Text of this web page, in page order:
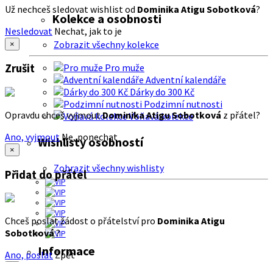
Kolekce a osobnosti
Zobrazit všechny kolekce
Pro muže
Adventní kalendáře
Dárky do 300 Kč
Podzimní nutnosti
Voňavá kolekce
Wishlisty osobností
Zobrazit všechny wishlisty
Informace
Už nechceš sledovat wishlist od Dominika Atigu Sobotková?
Nesledovat Nechat, jak to je
×
Zrušit
Opravdu chceš vyjmoutDominika Atigu Sobotková z přátel?
Ano, vyjmout Ne, ponechat
×
Přidat do přátel
Chceš poslat žádost o přátelství pro Dominika Atigu
Sobotková?
Ano, poslatZpět